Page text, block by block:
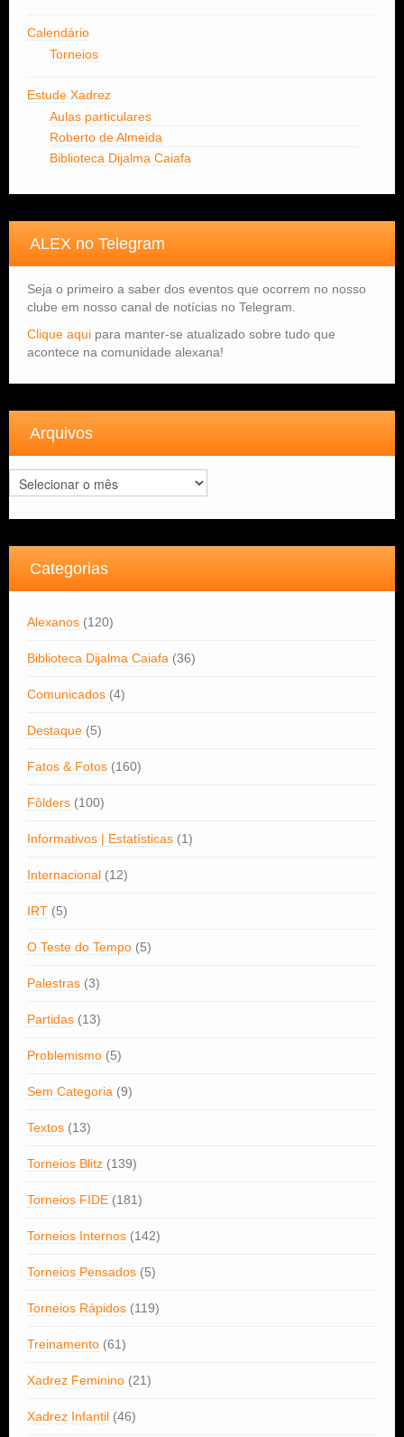
Calendário
Torneios
Estude Xadrez
Aulas particulares
Roberto de Almeida
Biblioteca Dijalma Caiafa
ALEX no Telegram
Seja o primeiro a saber dos eventos que ocorrem no nosso
clube em nosso canal de notícias no Telegram.
Clique aqui para manter-se atualizado sobre tudo que
acontece na comunidade alexana!
Arquivos
Arquivos
Categorias
Alexanos (120)
Biblioteca Dijalma Caiafa (36)
Comunicados (4)
Destaque (5)
Fatos & Fotos (160)
Fôlders (100)
Informativos | Estatísticas (1)
Internacional (12)
IRT (5)
O Teste do Tempo (5)
Palestras (3)
Partidas (13)
Problemismo (5)
Sem Categoria (9)
Textos (13)
Torneios Blitz (139)
Torneios FIDE (181)
Torneios Internos (142)
Torneios Pensados (5)
Torneios Rápidos (119)
Treinamento (61)
Xadrez Feminino (21)
Xadrez Infantil (46)